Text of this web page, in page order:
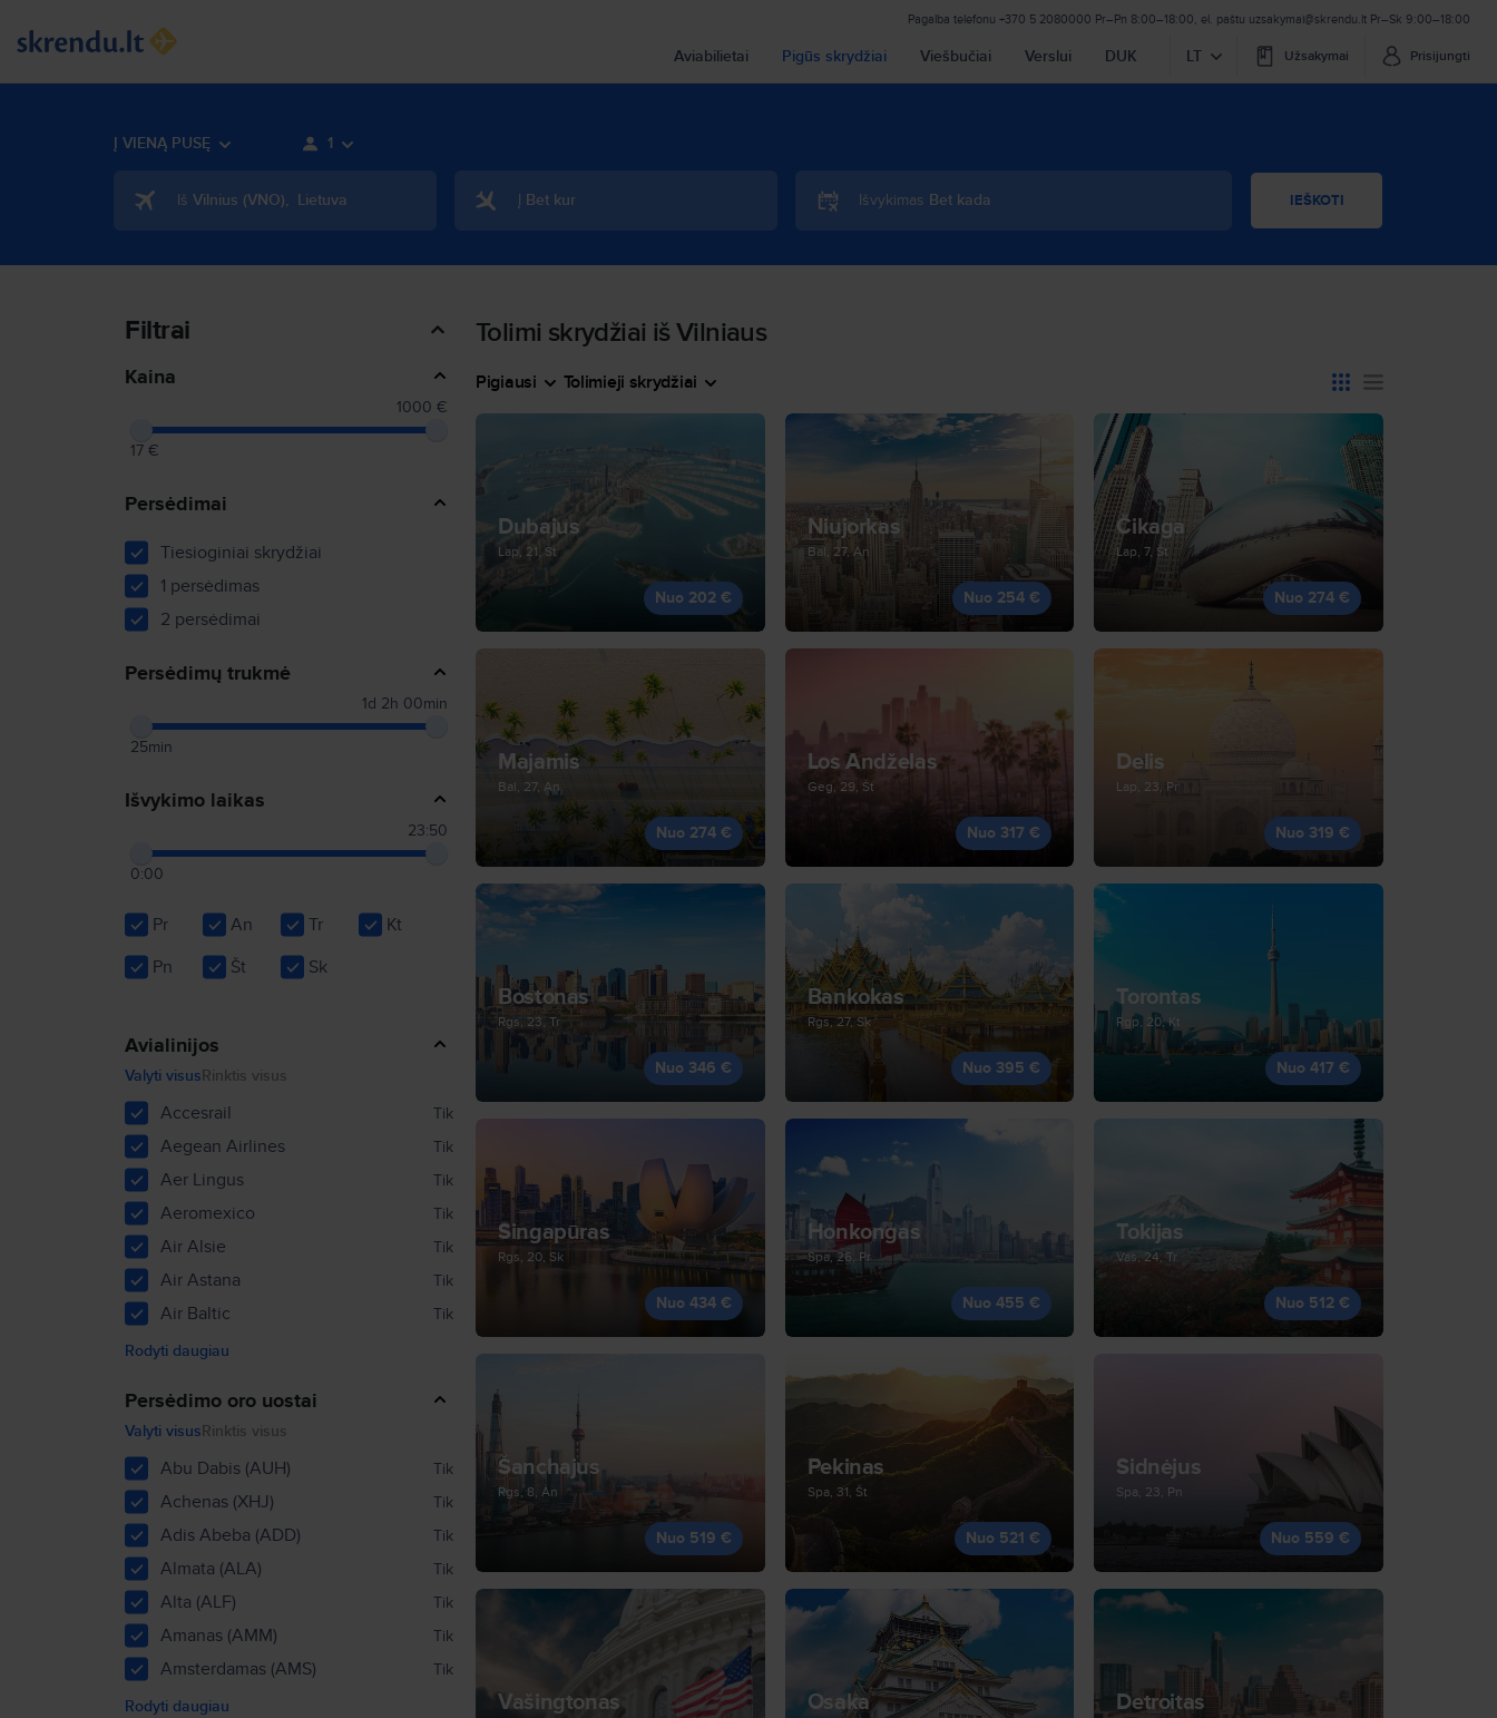
Pagalba telefonu +370 5 2080000 Pr–Pn 8:00–18:00, el. paštu uzsakymai@skrendu.lt Pr–Sk 9:00–18:00
Aviabilietai Pigūs skrydžiai Viešbučiai Verslui DUK LT Užsakymai Prisijungti
Į VIENĄ PUSĘ 1
Iš Vilnius (VNO), Lietuva Į Bet kur Išvykimas Bet kada IEŠKOTI
Filtrai
Kaina
17 €
1000 €
Persėdimai
Tiesioginiai skrydžiai
1 persėdimas
2 persėdimai
Persėdimų trukmė
25min
1d 2h 00min
Išvykimo laikas
0:00
23:50
Pr An Tr
Kt
Pn
Št Sk
Avialinijos
Valyti visusRinktis visus
Accesrail Tik
Aegean Airlines Tik
Aer Lingus Tik
Aeromexico Tik
Air Alsie Tik
Air Astana Tik
Air Baltic
Tik
Rodyti daugiau
Persėdimo oro uostai
Valyti visusRinktis visus
Abu Dabis (AUH) Tik
Achenas (XHJ) Tik
Adis Abeba (ADD) Tik
Almata (ALA) Tik
Alta (ALF) Tik
Amanas (AMM) Tik
Amsterdamas (AMS)
Tik
Rodyti daugiau
Tolimi skrydžiai iš Vilniaus
Pigiausi Tolimieji skrydžiai
Dubajus
Lap, 21, Št
Nuo 202 €
Niujorkas
Bal, 27, An
Nuo 254 €
Čikaga
Lap, 7, Št
Nuo 274 €
Majamis
Bal, 27, An
Nuo 274 €
Los Andželas
Geg, 29, Št
Nuo 317 €
Delis
Lap, 23, Pr
Nuo 319 €
Bostonas
Rgs, 23, Tr
Nuo 346 €
Bankokas
Rgs, 27, Sk
Nuo 395 €
Torontas
Rgp, 20, Kt
Nuo 417 €
Singapūras
Rgs, 20, Sk
Nuo 434 €
Honkongas
Spa, 26, Pr
Nuo 455 €
Tokijas
Vas, 24, Tr
Nuo 512 €
Šanchajus
Rgs, 8, An
Nuo 519 €
Pekinas
Spa, 31, Št
Nuo 521 €
Sidnėjus
Spa, 23, Pn
Nuo 559 €
Vašingtonas Osaka Detroitas